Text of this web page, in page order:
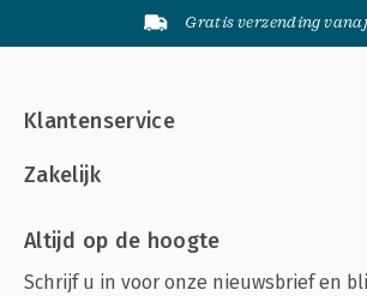
Gratis verzending
Klantenservice
Zakelijk
Altijd op de hoogte
Schrijf u in voor onze nieuwsbrief en